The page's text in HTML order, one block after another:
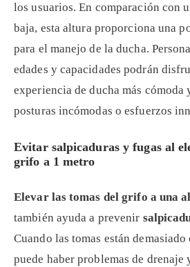
los usuarios. En comparación con
baja, esta altura proporciona una
para el manejo de la ducha.
edades y capacidades podrán
experiencia de ducha más cómoda
posturas incómodas o esfuerzos
Evitar salpicaduras y fugas al
grifo a 1 metro
Elevar las tomas del grifo a una
también ayuda a prevenir
Cuando las tomas están
puede haber problemas de